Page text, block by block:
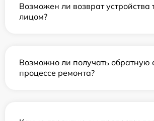
Возможен ли возврат устройства
лицом?
Возможно ли получать обратную
процессе ремонта?